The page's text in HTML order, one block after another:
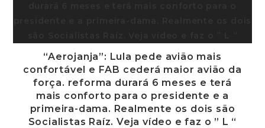
“Aerojanja”: Lula pede avião mais
confortável e FAB cederá maior avião da
força. reforma durará 6 meses e terá
mais conforto para o presidente e a
primeira-dama. Realmente os dois são
Socialistas Raíz. Veja vídeo e faz o ” L “